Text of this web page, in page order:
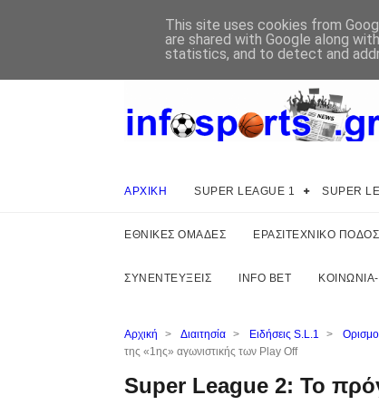
ΑΡΧΙΚΗ SUPER LEAGUE 1 SUPER
ΕΘΝΙΚΕΣ ΟΜΑΔΕΣ ΕΡΑΣΙΤΕΧΝΙΚΟ
ΣΥΝΕΝΤΕΥΞΕΙΣ INFO BET
Αρχική > Διαιτησία > Ειδήσεις S.L.1 >
της «1ης» αγωνιστικής των Play Off
Super League 2: Το
This site uses cookies from
are shared with Google along
statistics, and to detect and